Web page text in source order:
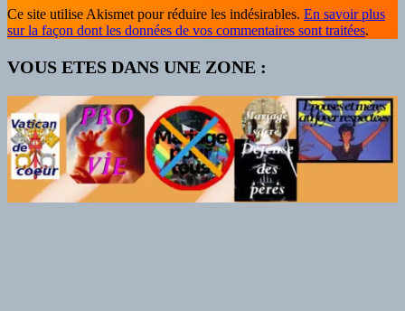
Ce site utilise Akismet pour réduire les indésirables. En savoir plus
sur la façon dont les données de vos commentaires sont traitées.
VOUS ETES DANS UNE ZONE :